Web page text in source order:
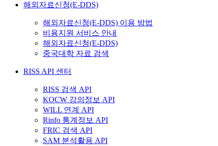
해외자료신청(E-DDS)
해외자료신청(E-DDS) 이용 방법
비용지원 서비스 안내
해외자료신청(E-DDS)
중국대학 자료 검색
RISS API 센터
RISS 검색 API
KOCW 강의정보 API
WILL 연계 API
Rinfo 통계정보 API
FRIC 검색 API
SAM 분석활용 API